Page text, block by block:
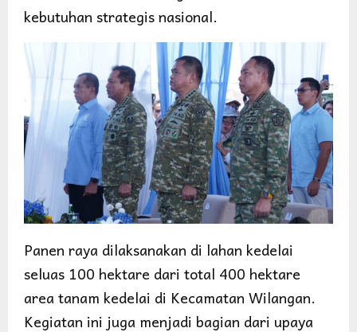
kebutuhan strategis nasional.
Panen raya dilaksanakan di lahan kedelai
seluas 100 hektare dari total 400 hektare
area tanam kedelai di Kecamatan Wilangan.
Kegiatan ini juga menjadi bagian dari upaya